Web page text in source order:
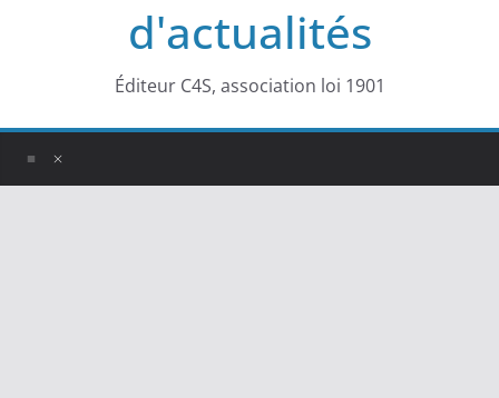
d'actualités
Éditeur C4S, association loi 1901